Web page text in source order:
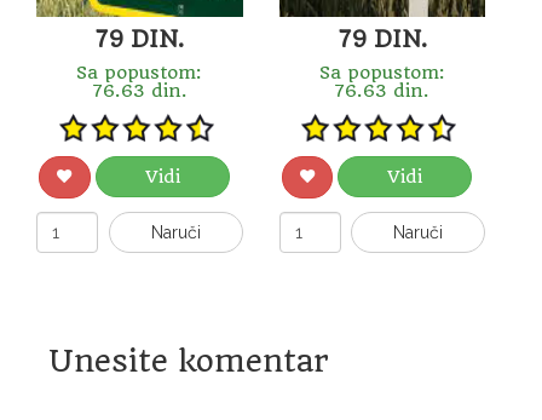
79 DIN.
Sa popustom:
76.63 din.
Vidi
Naruči
79 DIN.
Sa popustom:
76.63 din.
Vidi
Naruči
Unesite komentar